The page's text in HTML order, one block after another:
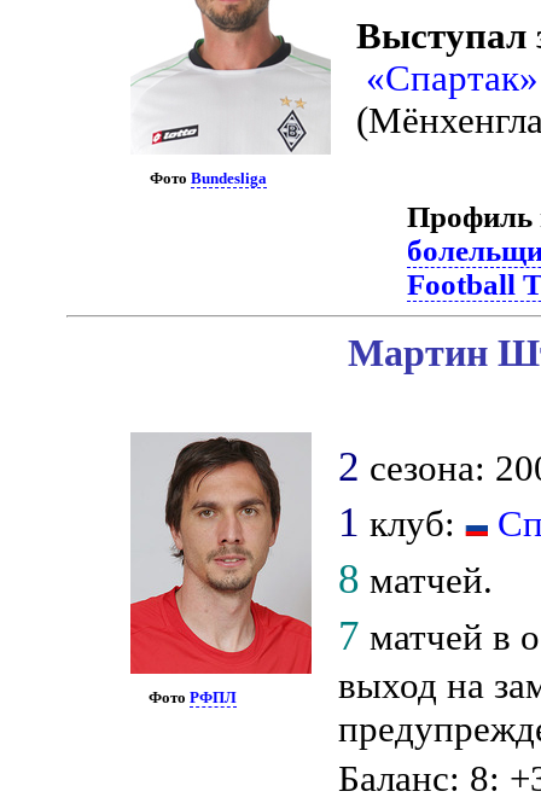
ФотоBundesliga
Выступал
Профиль
Football
Фото РФПЛ
Мартин
2 сезона:
1 клуб:
8 матчей.
7 матчей в
выход на
Баланс: 8: